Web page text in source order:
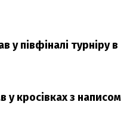
у півфіналі турніру в
у кросівках з написом